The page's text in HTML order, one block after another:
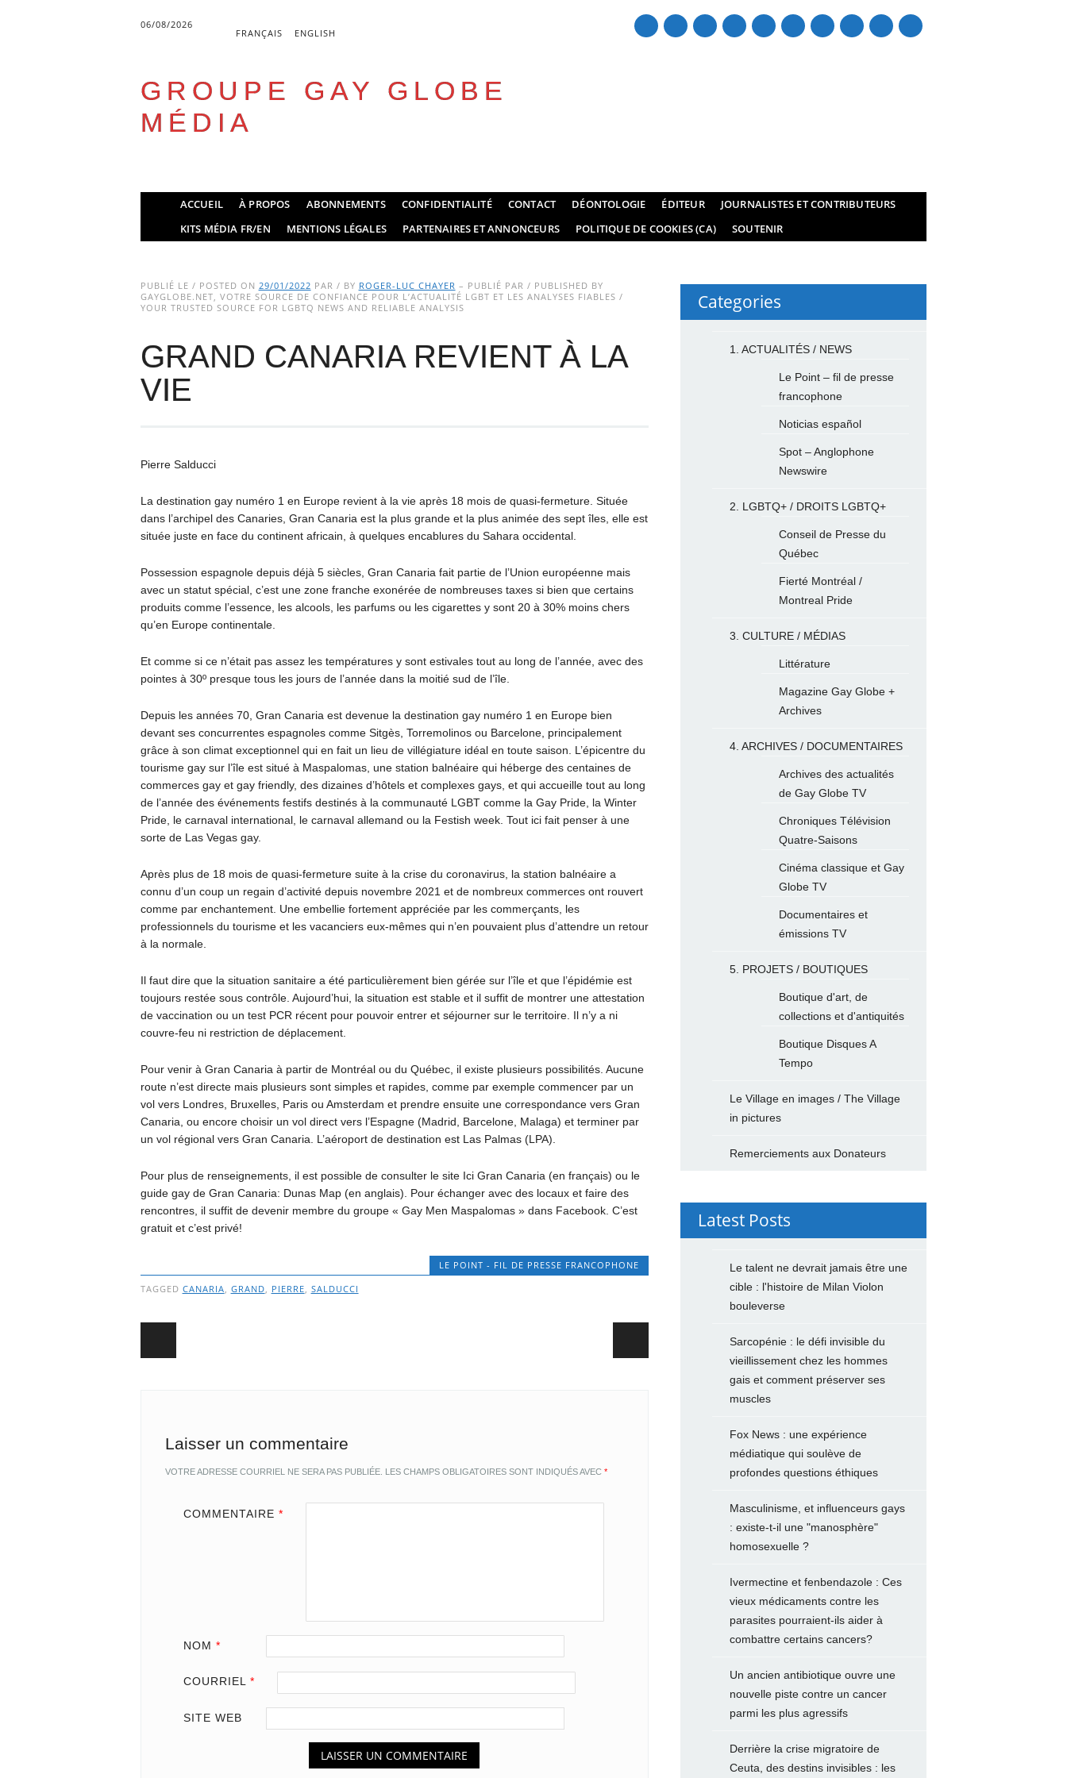
06/08/2026
FRANÇAIS ENGLISH
mail
GROUPE GAY GLOBE
MÉDIA
Main menu
ACCUEIL À PROPOS ABONNEMENTS CONFIDENTIALITÉ CONTACT DÉONTOLOGIE ÉDITEUR
JOURNALISTES ET CONTRIBUTEURS
KITS MÉDIA FR/EN
MENTIONS LÉGALES PARTENAIRES ET ANNONCEURS POLITIQUE DE COOKIES (CA) SOUTENIR
PUBLIÉ LE / POSTED ON 29/01/2022 PAR / BY ROGER-LUC CHAYER – PUBLIÉ PAR / PUBLISHED BY
GAYGLOBE.NET, VOTRE SOURCE DE CONFIANCE POUR L’ACTUALITÉ LGBT ET LES ANALYSES FIABLES /
YOUR TRUSTED SOURCE FOR LGBTQ NEWS AND RELIABLE ANALYSIS
GRAND CANARIA REVIENT À LA
VIE
Pierre Salducci
La destination gay numéro 1 en Europe revient à la vie après 18 mois de quasi-fermeture. Située
dans l’archipel des Canaries, Gran Canaria est la plus grande et la plus animée des sept îles, elle est
située juste en face du continent africain, à quelques encablures du Sahara occidental.
Possession espagnole depuis déjà 5 siècles, Gran Canaria fait partie de l’Union européenne mais
avec un statut spécial, c’est une zone franche exonérée de nombreuses taxes si bien que certains
produits comme l’essence, les alcools, les parfums ou les cigarettes y sont 20 à 30% moins chers
qu’en Europe continentale.
Et comme si ce n’était pas assez les températures y sont estivales tout au long de l’année, avec des
pointes à 30º presque tous les jours de l’année dans la moitié sud de l’île.
Depuis les années 70, Gran Canaria est devenue la destination gay numéro 1 en Europe bien
devant ses concurrentes espagnoles comme Sitgès, Torremolinos ou Barcelone, principalement
grâce à son climat exceptionnel qui en fait un lieu de villégiature idéal en toute saison. L’épicentre du
tourisme gay sur l’île est situé à Maspalomas, une station balnéaire qui héberge des centaines de
commerces gay et gay friendly, des dizaines d’hôtels et complexes gays, et qui accueille tout au long
de l’année des événements festifs destinés à la communauté LGBT comme la Gay Pride, la Winter
Pride, le carnaval international, le carnaval allemand ou la Festish week. Tout ici fait penser à une
sorte de Las Vegas gay.
Après plus de 18 mois de quasi-fermeture suite à la crise du coronavirus, la station balnéaire a
connu d’un coup un regain d’activité depuis novembre 2021 et de nombreux commerces ont rouvert
comme par enchantement. Une embellie fortement appréciée par les commerçants, les
professionnels du tourisme et les vacanciers eux-mêmes qui n’en pouvaient plus d’attendre un retour
à la normale.
Il faut dire que la situation sanitaire a été particulièrement bien gérée sur l’île et que l’épidémie est
toujours restée sous contrôle. Aujourd’hui, la situation est stable et il suffit de montrer une attestation
de vaccination ou un test PCR récent pour pouvoir entrer et séjourner sur le territoire. Il n’y a ni
couvre-feu ni restriction de déplacement.
Pour venir à Gran Canaria à partir de Montréal ou du Québec, il existe plusieurs possibilités. Aucune
route n’est directe mais plusieurs sont simples et rapides, comme par exemple commencer par un
vol vers Londres, Bruxelles, Paris ou Amsterdam et prendre ensuite une correspondance vers Gran
Canaria, ou encore choisir un vol direct vers l’Espagne (Madrid, Barcelone, Malaga) et terminer par
un vol régional vers Gran Canaria. L’aéroport de destination est Las Palmas (LPA).
Pour plus de renseignements, il est possible de consulter le site Ici Gran Canaria (en français) ou le
guide gay de Gran Canaria: Dunas Map (en anglais). Pour échanger avec des locaux et faire des
rencontres, il suffit de devenir membre du groupe « Gay Men Maspalomas » dans Facebook. C’est
gratuit et c’est privé!
LE POINT - FIL DE PRESSE FRANCOPHONE
TAGGED CANARIA, GRAND, PIERRE, SALDUCCI
Post navigation
Laisser un commentaire
VOTRE ADRESSE COURRIEL NE SERA PAS PUBLIÉE. LES CHAMPS OBLIGATOIRES SONT INDIQUÉS AVEC *
COMMENTAIRE *
NOM *
COURRIEL *
SITE WEB
Categories
1. ACTUALITÉS / NEWS
Le Point – fil de presse
francophone
Noticias español
Spot – Anglophone
Newswire
2. LGBTQ+ / DROITS LGBTQ+
Conseil de Presse du
Québec
Fierté Montréal /
Montreal Pride
3. CULTURE / MÉDIAS
Littérature
Magazine Gay Globe +
Archives
4. ARCHIVES / DOCUMENTAIRES
Archives des actualités
de Gay Globe TV
Chroniques Télévision
Quatre-Saisons
Cinéma classique et Gay
Globe TV
Documentaires et
émissions TV
5. PROJETS / BOUTIQUES
Boutique d'art, de
collections et d'antiquités
Boutique Disques A
Tempo
Le Village en images / The Village
in pictures
Remerciements aux Donateurs
Latest Posts
Le talent ne devrait jamais être une
cible : l'histoire de Milan Violon
bouleverse
Sarcopénie : le défi invisible du
vieillissement chez les hommes
gais et comment préserver ses
muscles
Fox News : une expérience
médiatique qui soulève de
profondes questions éthiques
Masculinisme, et influenceurs gays
: existe-t-il une "manosphère"
homosexuelle ?
Ivermectine et fenbendazole : Ces
vieux médicaments contre les
parasites pourraient-ils aider à
combattre certains cancers?
Un ancien antibiotique ouvre une
nouvelle piste contre un cancer
parmi les plus agressifs
Derrière la crise migratoire de
Ceuta, des destins invisibles : les